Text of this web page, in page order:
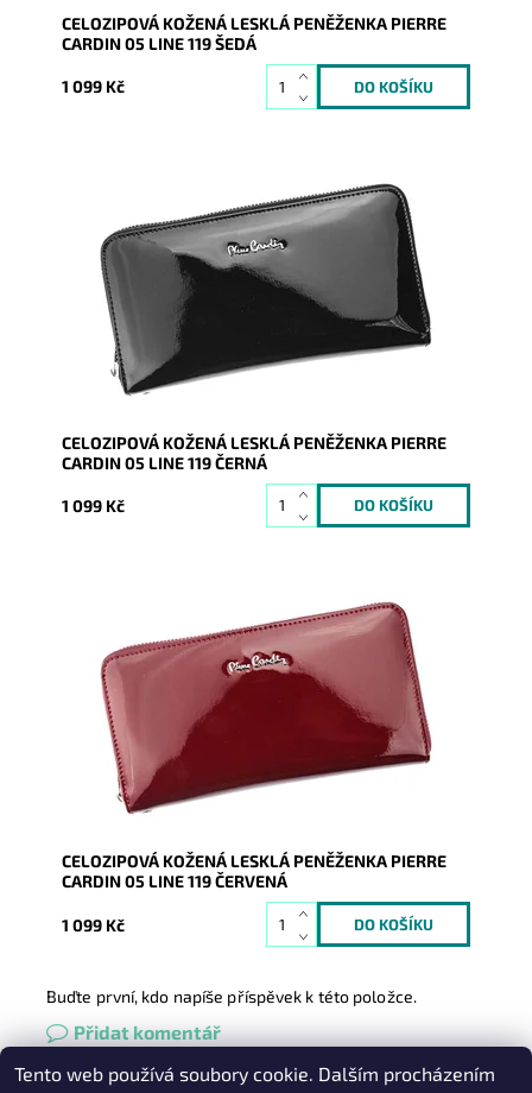
CELOZIPOVÁ KOŽENÁ LESKLÁ PENĚŽENKA PIERRE
CARDIN 05 LINE 119 ŠEDÁ
1 099 Kč
Velmi luxusní kožená peněženka známé značky Pierre
Cardin v černé barvě s koženým páskem, který...
Dostupnost:
Skladem
8878
Značka:
Pierre Cardin
Záruka:
2 roky
CELOZIPOVÁ KOŽENÁ LESKLÁ PENĚŽENKA PIERRE
CARDIN 05 LINE 119 ČERNÁ
1 099 Kč
Velmi luxusní kožená peněženka známé značky Pierre
Cardin v červené barvě s koženým páskem, který...
Dostupnost:
Skladem
Značka:
Pierre Cardin
Záruka:
2 roky
CELOZIPOVÁ KOŽENÁ LESKLÁ PENĚŽENKA PIERRE
CARDIN 05 LINE 119 ČERVENÁ
1 099 Kč
Buďte první, kdo napíše příspěvek k této položce.
Přidat komentář
Tento web používá soubory cookie. Dalším procházením